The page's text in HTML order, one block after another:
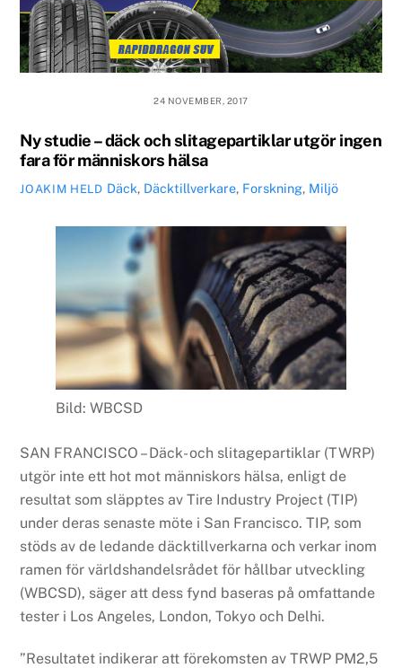
24 NOVEMBER, 2017
Ny studie – däck och slitagepartiklar utgör ingen
fara för människors hälsa
JOAKIM HELD Däck, Däcktillverkare, Forskning, Miljö
Bild: WBCSD
SAN FRANCISCO – Däck- och slitagepartiklar (TWRP)
utgör inte ett hot mot människors hälsa, enligt de
resultat som släpptes av Tire Industry Project (TIP)
under deras senaste möte i San Francisco. TIP, som
stöds av de ledande däcktillverkarna och verkar inom
ramen för världshandelsrådet för hållbar utveckling
(WBCSD), säger att dess fynd baseras på omfattande
tester i Los Angeles, London, Tokyo och Delhi.
”Resultatet indikerar att förekomsten av TRWP PM2,5